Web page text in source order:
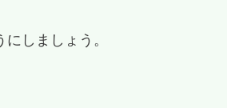
しましょう。